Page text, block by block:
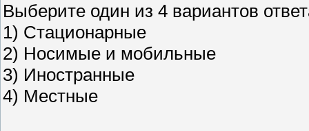
Выберите один из 4 вариантов
1) Стационарные
2) Носимые и мобильные
3) Иностранные
4) Местные